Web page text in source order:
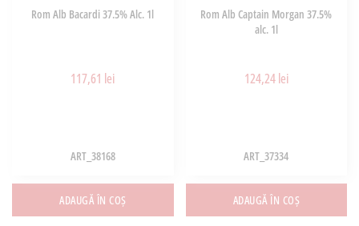
Rom Alb Bacardi 37.5% Alc. 1l
117,61 lei
ART_38168
ADAUGĂ ÎN COȘ
Rom Alb Captain Morgan 37.5%
alc. 1l
124,24 lei
ART_37334
ADAUGĂ ÎN COȘ